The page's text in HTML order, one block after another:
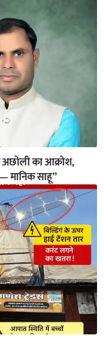
अछोली का आक्रोश,
मानिक साहू”